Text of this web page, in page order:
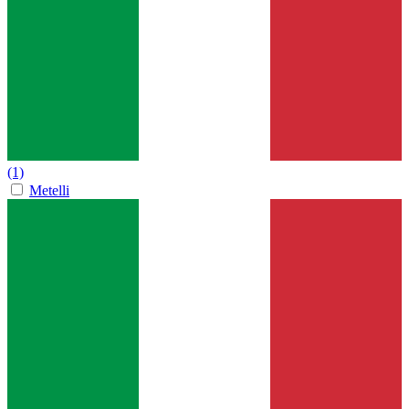
(1)
Metelli